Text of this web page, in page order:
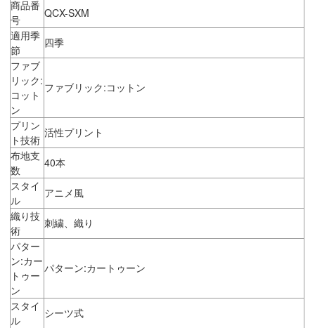
商品番
号
QCX-SXM
適用季
節
四季
ファブ
リック:
コット
ン
ファブリック:コットン
プリン
ト技術
活性プリント
布地支
数
40本
スタイ
ル
アニメ風
織り技
術
刺繍、織り
パター
ン:カー
トゥー
ン
パターン:カートゥーン
スタイ
ル
シーツ式